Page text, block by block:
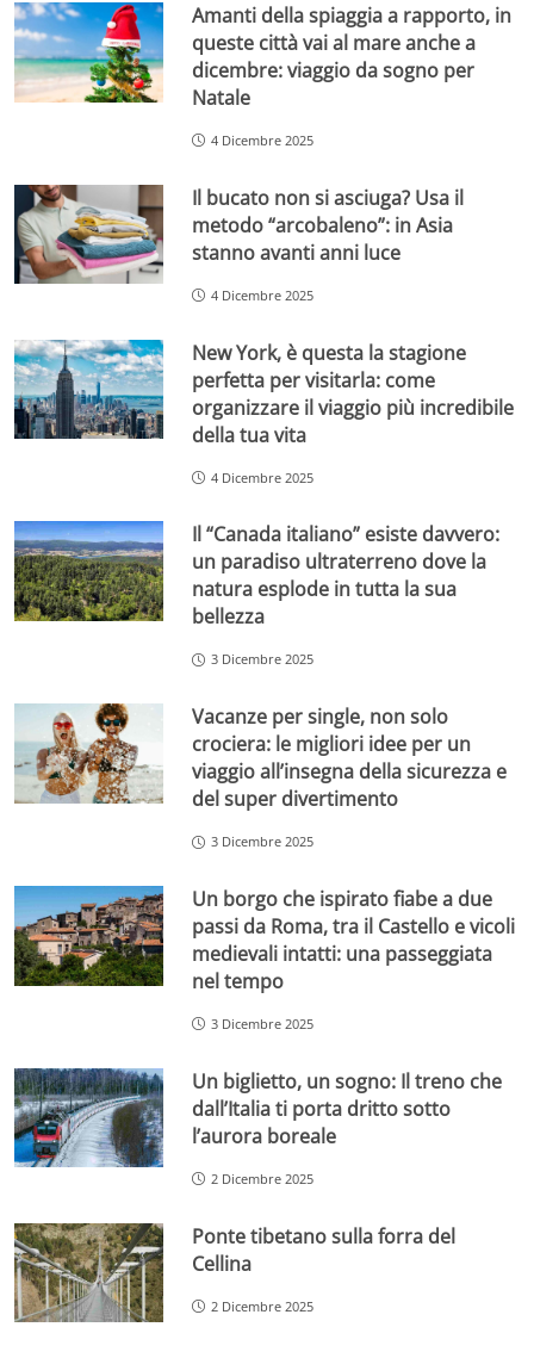
Amanti della spiaggia a rapporto, in
queste città vai al mare anche a
dicembre: viaggio da sogno per
Natale
4 Dicembre 2025
Il bucato non si asciuga? Usa il
metodo “arcobaleno”: in Asia
stanno avanti anni luce
4 Dicembre 2025
New York, è questa la stagione
perfetta per visitarla: come
organizzare il viaggio più incredibile
della tua vita
4 Dicembre 2025
Il “Canada italiano” esiste davvero:
un paradiso ultraterreno dove la
natura esplode in tutta la sua
bellezza
3 Dicembre 2025
Vacanze per single, non solo
crociera: le migliori idee per un
viaggio all’insegna della sicurezza e
del super divertimento
3 Dicembre 2025
Un borgo che ispirato fiabe a due
passi da Roma, tra il Castello e vicoli
medievali intatti: una passeggiata
nel tempo
3 Dicembre 2025
Un biglietto, un sogno: Il treno che
dall’Italia ti porta dritto sotto
l’aurora boreale
2 Dicembre 2025
Ponte tibetano sulla forra del
Cellina
2 Dicembre 2025